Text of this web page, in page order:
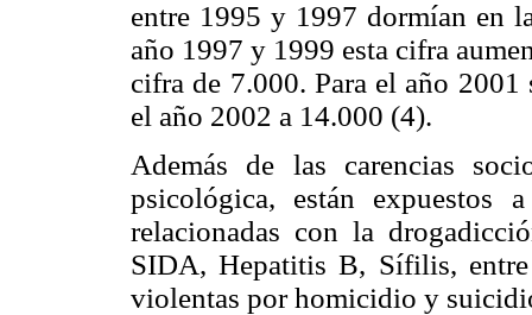
entre 1995 y 1997 dormían en
año 1997 y 1999 esta cifra
cifra de 7.000. Para el año
el año 2002 a 14.000 (4).
Además de las carencias
psicológica, están expuestos
relacionadas con la
SIDA, Hepatitis B, Sífilis,
violentas por homicidio y